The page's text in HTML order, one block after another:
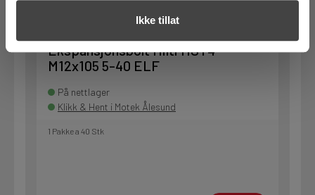
Ikke tillat
Ekspansjonsbolt Hilti HST4
M12x105 5-40 ELF
På nettlager
Klikk & Hent i Motek Ålesund
1 Pakke a 40 Stk